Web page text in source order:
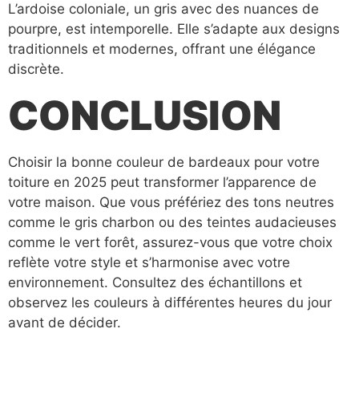
L’ardoise coloniale, un gris avec des nuances de
pourpre, est intemporelle. Elle s’adapte aux designs
traditionnels et modernes, offrant une élégance
discrète.
CONCLUSION
Choisir la bonne couleur de bardeaux pour votre
toiture en 2025 peut transformer l’apparence de
votre maison. Que vous préfériez des tons neutres
comme le gris charbon ou des teintes audacieuses
comme le vert forêt, assurez-vous que votre choix
reflète votre style et s’harmonise avec votre
environnement. Consultez des échantillons et
observez les couleurs à différentes heures du jour
avant de décider.